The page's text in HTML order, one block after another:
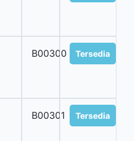
B00300 Tersedia
B00301 Tersedia